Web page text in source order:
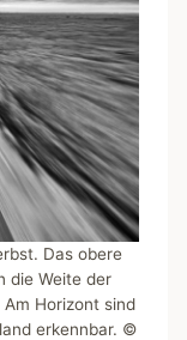
Das obere
die Weite der
Horizont sind
erkennbar. ©